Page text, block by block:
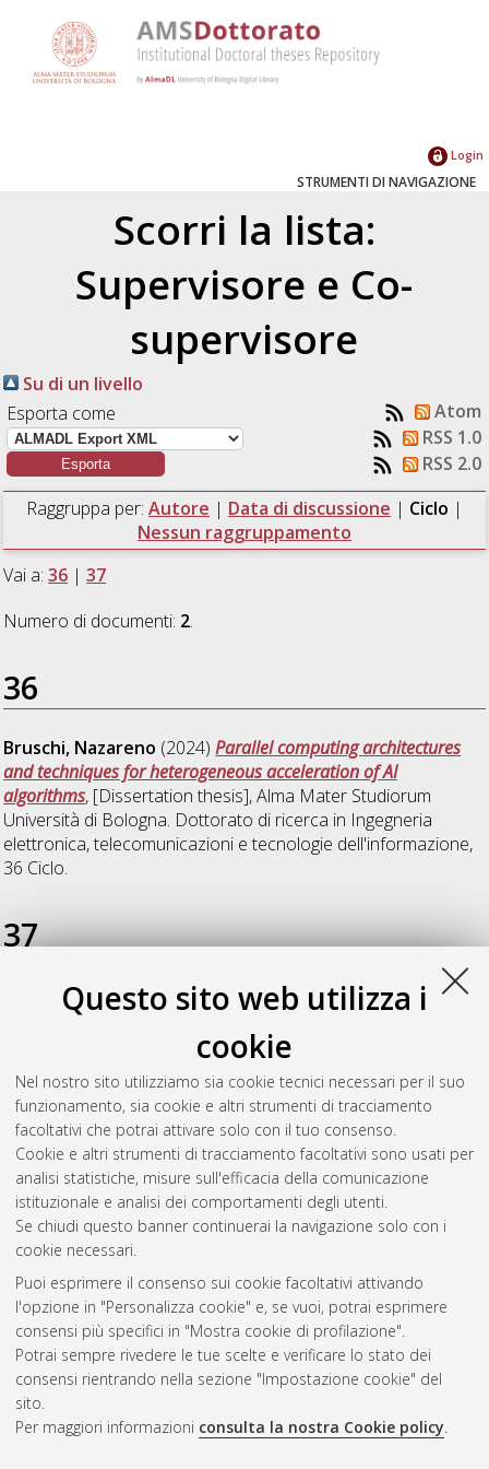
Questo sito web utilizza i
cookie
Nel nostro sito utilizziamo sia cookie tecnici necessari per il suo
funzionamento, sia cookie e altri strumenti di tracciamento
facoltativi che potrai attivare solo con il tuo consenso.
Cookie e altri strumenti di tracciamento facoltativi sono usati per
analisi statistiche, misure sull'efficacia della comunicazione
istituzionale e analisi dei comportamenti degli utenti.
Se chiudi questo banner continuerai la navigazione solo con i
cookie necessari.
Puoi esprimere il consenso sui cookie facoltativi attivando
l'opzione in "Personalizza cookie" e, se vuoi, potrai esprimere
consensi più specifici in "Mostra cookie di profilazione".
Potrai sempre rivedere le tue scelte e verificare lo stato dei
consensi rientrando nella sezione "Impostazione cookie" del
sito.
Per maggiori informazioni consulta la nostra Cookie policy.
Login
STRUMENTI DI NAVIGAZIONE
Scorri la lista:
Supervisore e Co-
supervisore
Su di un livello
Esporta come
Atom
RSS 1.0
RSS 2.0
Raggruppa per: Autore | Data di discussione | Ciclo |
Nessun raggruppamento
Vai a:36 |37
Numero di documenti: 2.
36
Bruschi, Nazareno (2024)Parallel computing architectures
and techniques for heterogeneous acceleration of AI
algorithms, [Dissertation thesis], Alma Mater Studiorum
Università di Bologna. Dottorato di ricerca in Ingegneria
elettronica, telecomunicazioni e tecnologie dell'informazione,
36 Ciclo.
37
Mirsalari, Seyed Ahmad(2026)Leveraging transprecision
computing techniques for Ultra-Low-Power IoT devices
[Dissertation thesis], Alma Mater Studiorum Università di
Bologna. Dottorato di ricerca inData science and
computation, 37 Ciclo. DOI
10.48676/unibo/amsdottorato/12717.
Questa lista e' stata generata il Thu Aug 6 20:43:25 2026
Atom
Rss 1.0
Rss 2.0
ISSN: 2038-7946